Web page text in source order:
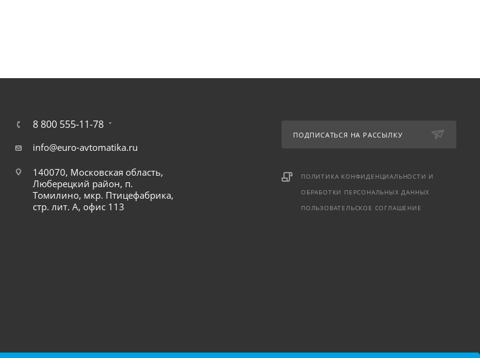
8 800 555-11-78
info@euro-avtomatika.ru
140070, Московская область,
Люберецкий район, п.
Томилино, мкр. Птицефабрика,
стр. лит. А, офис 113
ПОДПИСАТЬСЯ НА РАССЫЛКУ
ПОЛИТИКА КОНФИДЕНЦИАЛЬНОСТИ И
ОБРАБОТКИ ПЕРСОНАЛЬНЫХ ДАННЫХ
ПОЛЬЗОВАТЕЛЬСКОЕ СОГЛАШЕНИЕ